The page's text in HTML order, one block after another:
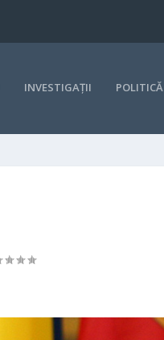
INVESTIGAȚII POLITICĂ